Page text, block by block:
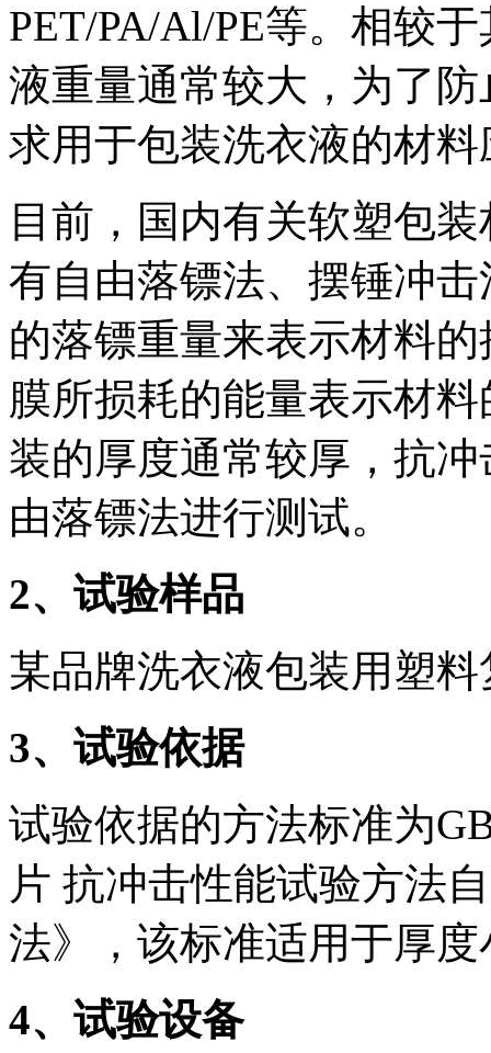
PET/PA/Al/PE等。相较
液重量通常较大，为了
求用于包装洗衣液的材
目前，国内有关软塑包
有自由落镖法、摆锤冲
的落镖重量来表示材料
膜所损耗的能量表示材
装的厚度通常较厚，抗
由落镖法进行测试。
2、试验样品
某品牌洗衣液包装用塑
3、试验依据
试验依据的方法标准为
片 抗冲击性能试验方法
法》，该标准适用于厚
4、试验设备